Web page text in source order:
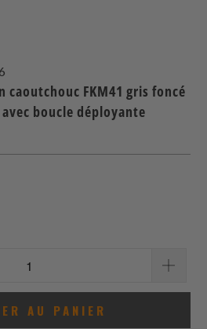
caoutchouc FKM41 gris foncé
boucle déployante
AU PANIER